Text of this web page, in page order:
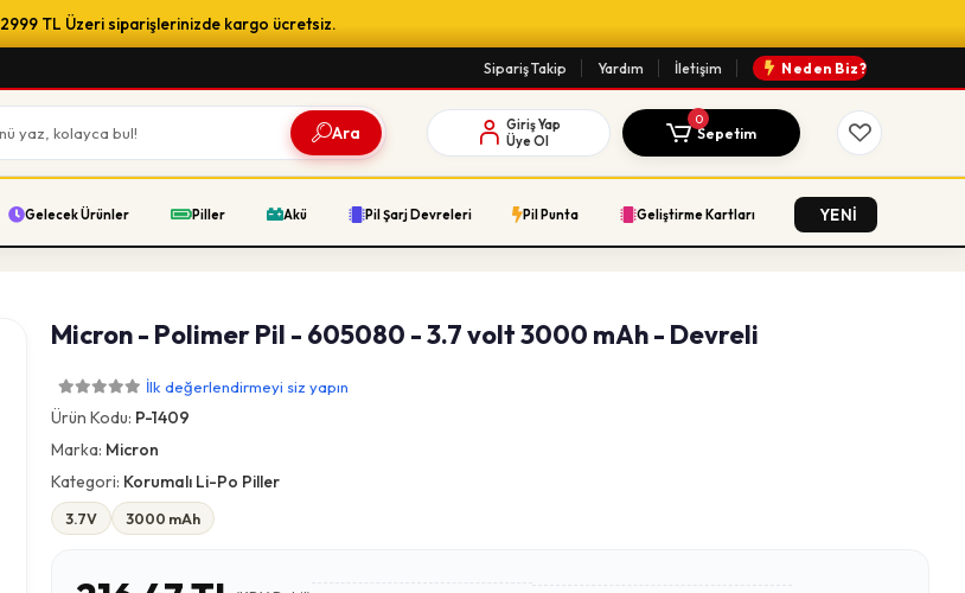
2999 TL Üzeri siparişlerinizde kargo ücretsiz.
Sipariş Takip Yardım İletişim Neden Biz?
Ara
Giriş Yap
Üye Ol
0
Sepetim
Gelecek Ürünler Piller Akü Pil Şarj Devreleri Pil Punta Geliştirme Kartları YENİ
Micron - Polimer Pil - 605080 - 3.7 volt 3000 mAh - Devreli
İlk değerlendirmeyi siz yapın
Ürün Kodu: P-1409
Marka: Micron
Kategori: Korumalı Li-Po Piller
3.7V 3000 mAh